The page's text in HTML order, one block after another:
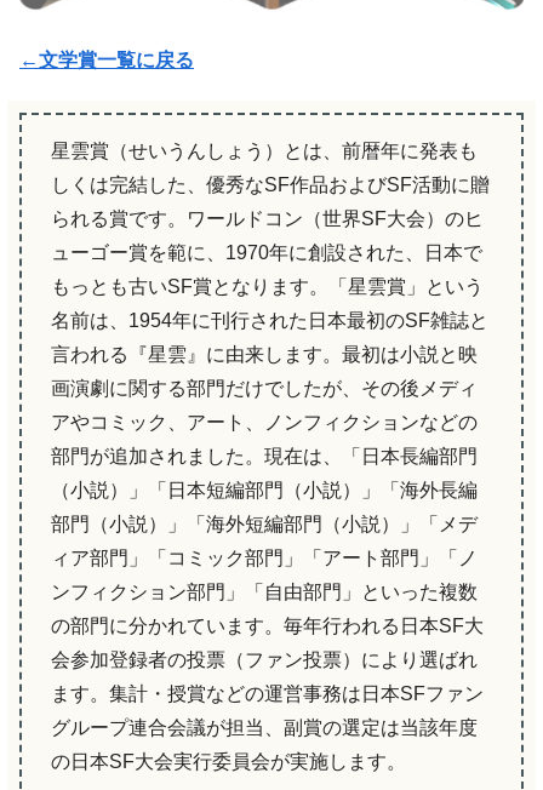
←文学賞一覧に戻る
星雲賞（せいうんしょう）とは、前暦年に発表も
しくは完結した、優秀なSF作品およびSF活動に贈
られる賞です。ワールドコン（世界SF大会）のヒ
ューゴー賞を範に、1970年に創設された、日本で
もっとも古いSF賞となります。「星雲賞」という
名前は、1954年に刊行された日本最初のSF雑誌と
言われる『星雲』に由来します。最初は小説と映
画演劇に関する部門だけでしたが、その後メディ
アやコミック、アート、ノンフィクションなどの
部門が追加されました。現在は、「日本長編部門
（小説）」「日本短編部門（小説）」「海外長編
部門（小説）」「海外短編部門（小説）」「メデ
ィア部門」「コミック部門」「アート部門」「ノ
ンフィクション部門」「自由部門」といった複数
の部門に分かれています。毎年行われる日本SF大
会参加登録者の投票（ファン投票）により選ばれ
ます。集計・授賞などの運営事務は日本SFファン
グループ連合会議が担当、副賞の選定は当該年度
の日本SF大会実行委員会が実施します。